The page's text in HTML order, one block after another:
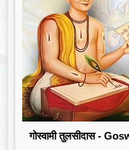
गोस्वामी तुलसीदास -